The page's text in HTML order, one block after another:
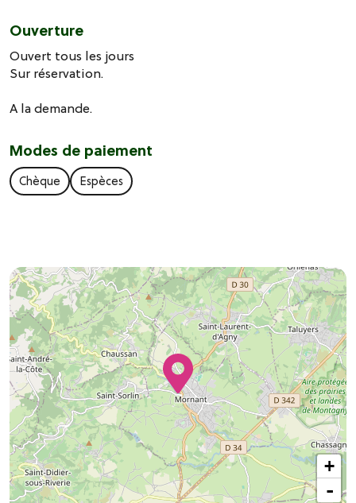
Ouverture
Ouvert tous les jours
Sur réservation.
A la demande.
Modes de paiement
Chèque Espèces
+
-